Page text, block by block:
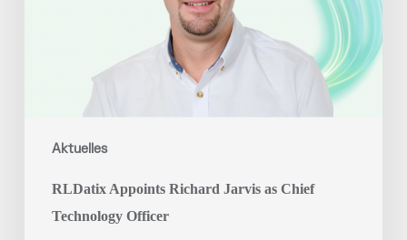
Aktuelles
RLDatix Appoints Richard Jarvis as Chief
Technology Officer